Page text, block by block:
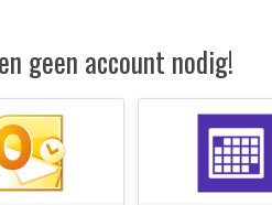
geen account nodig!